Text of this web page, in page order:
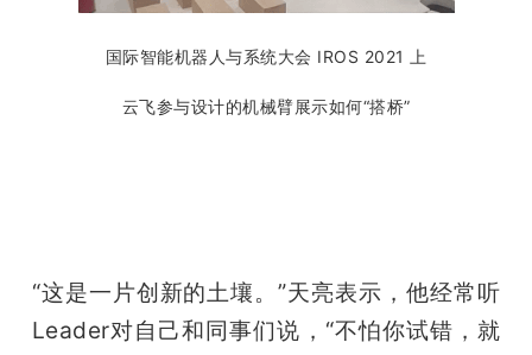
国际智能机器人与系统大会 IROS 2021 上
云飞参与设计的机械臂展示如何“搭桥”
“这是一片创新的土壤。”天亮表示，他经常听
Leader对自己和同事们说，“不怕你试错，就